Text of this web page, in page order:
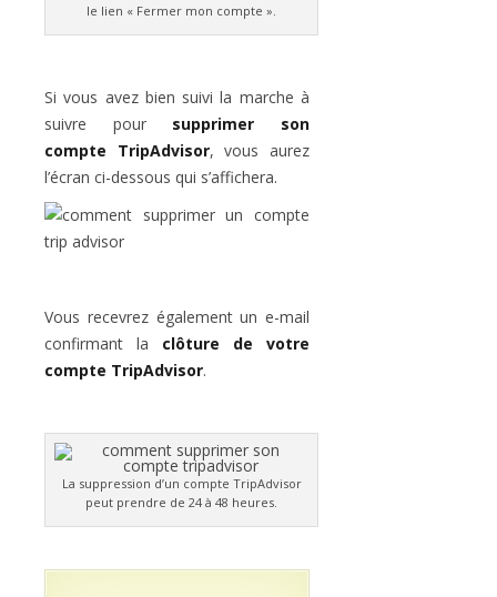
le lien « Fermer mon compte ».
Si vous avez bien suivi la marche à
suivre pour supprimer son
compte TripAdvisor, vous aurez
l’écran ci-dessous qui s’affichera.
Vous recevrez également un e-mail
confirmant la clôture de votre
compte TripAdvisor.
La suppression d’un compte TripAdvisor
peut prendre de 24 à 48 heures.